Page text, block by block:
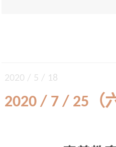
2020 / 5 / 18
2020 / 7 / 25（